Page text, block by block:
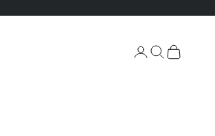
Connexion
Recherche
Panier